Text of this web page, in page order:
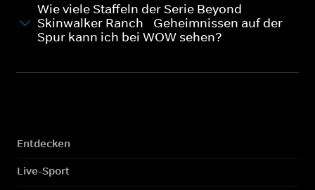
Wie viele Staffeln der Serie Beyond
Skinwalker Ranch - Geheimnissen auf der
Spur kann ich bei WOW sehen?
Entdecken
Live-Sport